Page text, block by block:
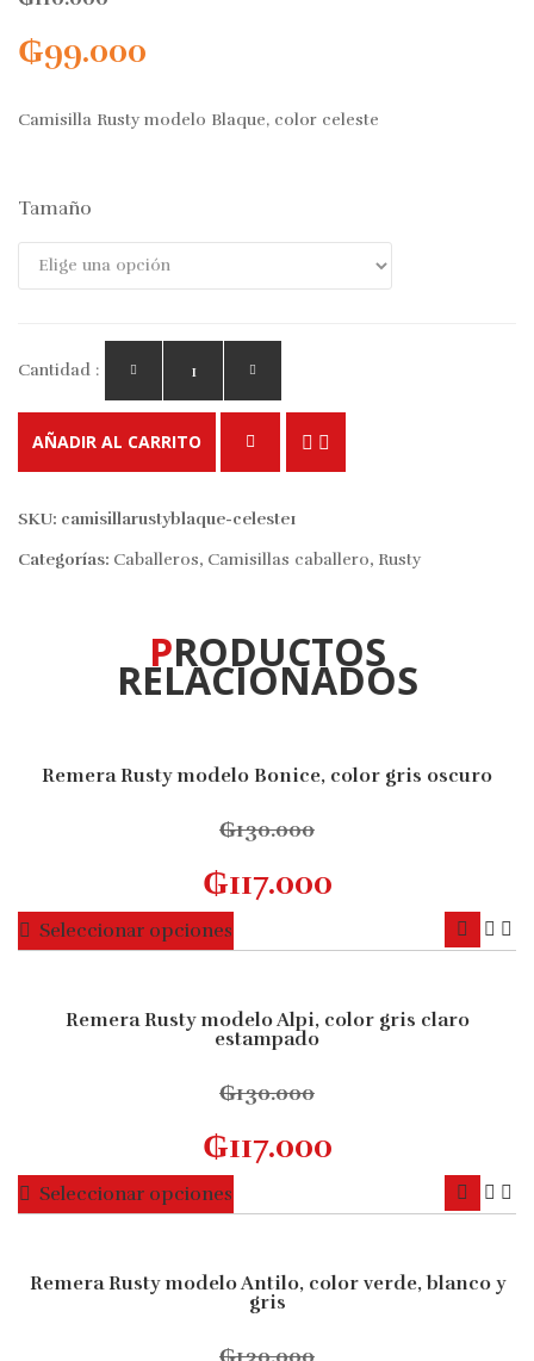
₲99.000
Camisilla Rusty modelo Blaque, color celeste
Tamaño
Cantidad :
AÑADIR AL CARRITO
SKU: camisillarustyblaque-celeste1
Categorías: Caballeros, Camisillas caballero, Rusty
PRODUCTOS
RELACIONADOS
10% OFF
Remera Rusty modelo Bonice, color gris oscuro
₲130.000
₲117.000
Seleccionar opciones
producto
múltiples
variantes.
opciones
pueden
elegir
en
de
10% OFFRemera Rusty modelo Alpi, color gris claro
estampado
₲130.000
₲117.000
Seleccionar opciones
producto
múltiples
variantes.
10% OFF
Remera Rusty modelo Antilo, color verde, blanco y
gris